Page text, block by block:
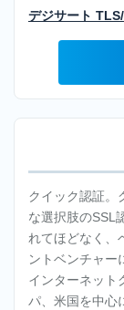
バ
ド
取
得
サ
ー
ビ
デジサート
クイック認証。
な選択肢のSSL
れてほどなく、
ントベンチャー
インターネット
パ、米国を中心